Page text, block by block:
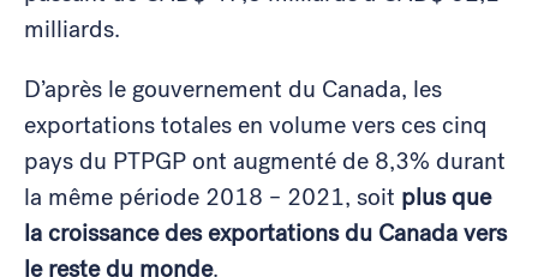
milliards.
D’après le gouvernement du Canada, les
exportations totales en volume vers ces cinq
pays du PTPGP ont augmenté de 8,3% durant
la même période 2018 – 2021, soit plus que
la croissance des exportations du Canada vers
le reste du monde.